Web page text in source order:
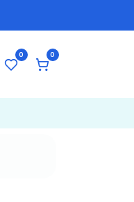
0 0